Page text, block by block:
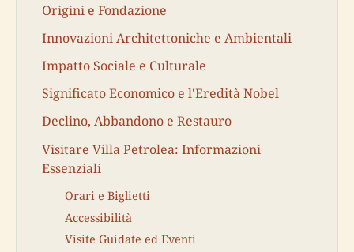
Origini e Fondazione
Innovazioni Architettoniche e Ambientali
Impatto Sociale e Culturale
Significato Economico e l'Eredità Nobel
Declino, Abbandono e Restauro
Visitare Villa Petrolea: Informazioni
Essenziali
Orari e Biglietti
Accessibilità
Visite Guidate ed Eventi